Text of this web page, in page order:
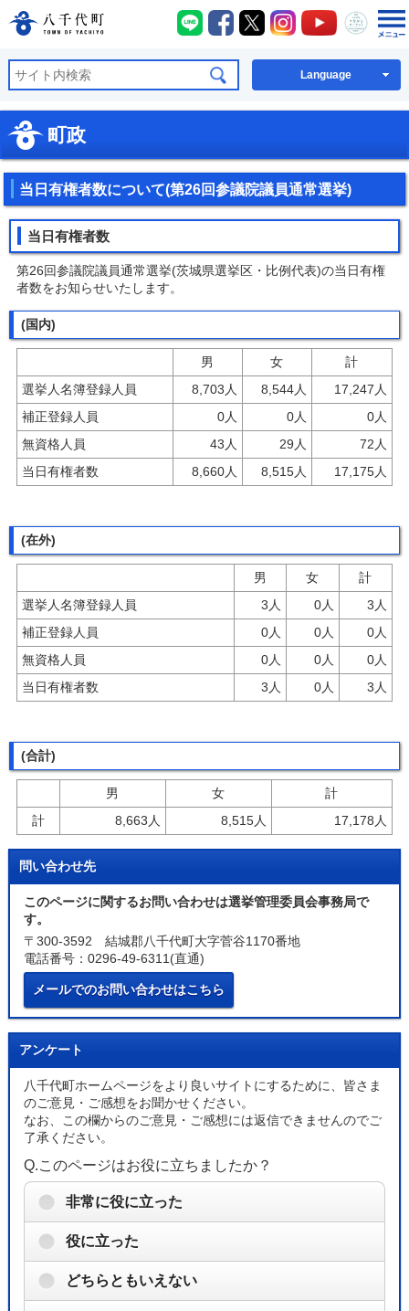
八千代町公式ホームページ
八千代町LINE
八千代町Facebook
八千代町X八千代町Instagram
八千代町
八千
Language
町政
当日有権者数について(第26回参議院議員通常選挙)
当日有権者数
第26回参議院議員通常選挙(茨城県選挙区・比例代表)の当日有権
者数をお知らせいたします。
(国内)
男 女
計
選挙人名簿登録人員
8,703人 8,544人
17,247人
補正登録人員
0人 0人
0人
無資格人員
43人 29人
72人
当日有権者数
8,660人 8,515人 17,175人
(在外)
男 女
計
選挙人名簿登録人員
3人 0人
3人
補正登録人員
0人 0人
0人
無資格人員
0人 0人
0人
当日有権者数
3人 0人 3人
(合計)
男 女
計
計
8,663人 8,515人 17,178人
問い合わせ先
このページに関するお問い合わせは選挙管理委員会事務局で
す。
〒300-3592 結城郡八千代町大字菅谷1170番地
電話番号：0296-49-6311(直通)
メールでのお問い合わせはこちら
アンケート
八千代町ホームページをより良いサイトにするために、皆さま
のご意見・ご感想をお聞かせください。
なお、この欄からのご意見・ご感想には返信できませんのでご
了承ください。
Q.このページはお役に立ちましたか？
非常に役に立った
役に立った
どちらともいえない